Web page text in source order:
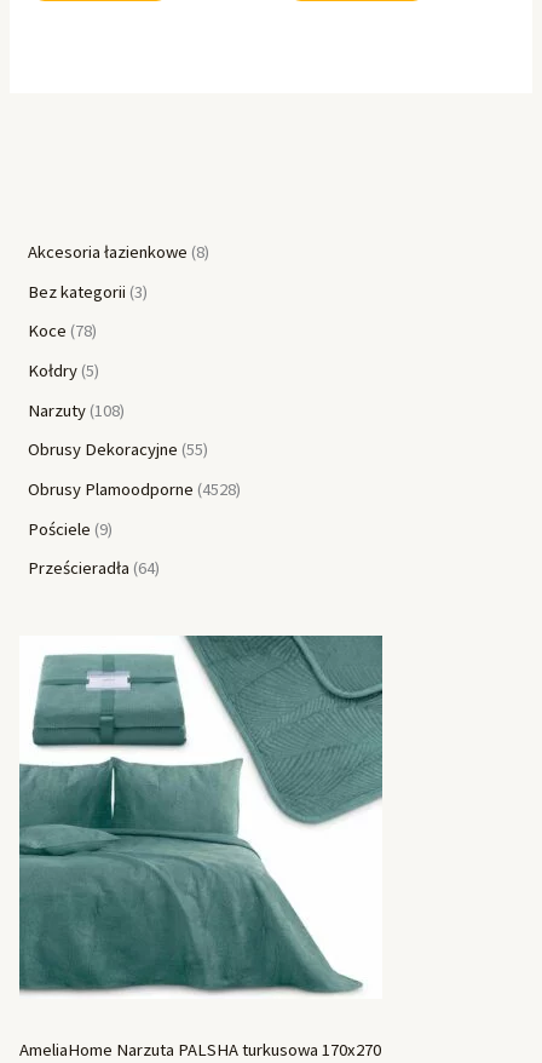
Akcesoria łazienkowe 8
Bez kategorii 3
Koce 78
Kołdry 5
Narzuty 108
Obrusy Dekoracyjne 55
Obrusy Plamoodporne 4528
Pościele 9
Prześcieradła 64
AmeliaHome Narzuta PALSHA turkusowa 170x270